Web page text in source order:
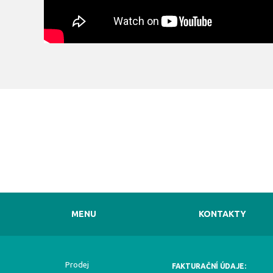
MENU KONTAKTY
Prodej FAKTURAČNÍ ÚDAJE: